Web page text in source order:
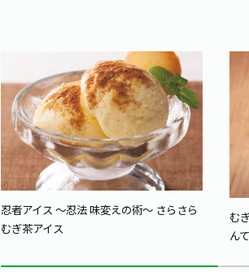
忍者アイス ～忍法 味変えの術～ さらさら
むぎ茶アイス
む
ん